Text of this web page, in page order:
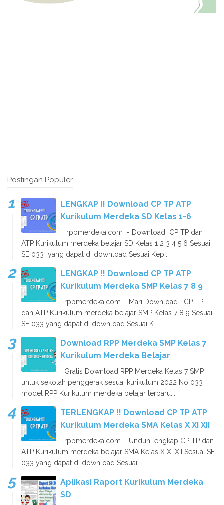
Postingan Populer
LENGKAP !! Download CP TP ATP
Kurikulum Merdeka SD Kelas 1-6
rppmerdeka.com - Download CP TP dan
ATP Kurikulum merdeka belajar SD Kelas 1 2 3 4 5 6 Sesuai
SE 033 yang dapat di download Sesuai Kep...
LENGKAP !! Download CP TP ATP
Kurikulum Merdeka SMP Kelas 7 8 9
rppmerdeka.com – Mari Download CP TP
dan ATP Kurikulum merdeka belajar SMP Kelas 7 8 9 Sesuai
SE 033 yang dapat di download Sesuai K...
Download RPP Merdeka SMP Kelas 7
Kurikulum Merdeka Belajar
Gratis Download RPP Merdeka Kelas 7 SMP
untuk sekolah penggerak sesuai kurikulum 2022 No 033
model RPP Kurikulum merdeka belajar terbaru...
TERLENGKAP !! Download CP TP ATP
Kurikulum Merdeka SMA Kelas X XI XII
rppmerdeka.com – Unduh lengkap CP TP dan
ATP Kurikulum merdeka belajar SMA Kelas X XI XII Sesuai SE
033 yang dapat di download Sesuai ...
Aplikasi Raport Kurikulum Merdeka
SD